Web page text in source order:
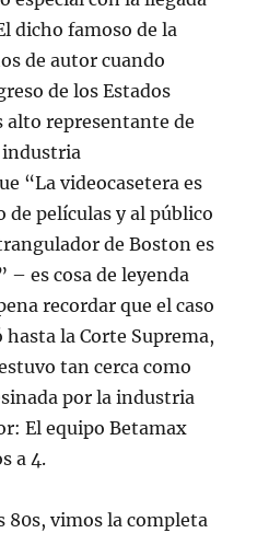
dicho famoso de la
de autor cuando
de los Estados
alto representante de
industria
“La videocasetera es
películas y al público
de Boston es
– es cosa de leyenda
recordar que el caso
la Corte Suprema,
tan cerca como
por la industria
El equipo Betamax
a 4.
80s, vimos la completa